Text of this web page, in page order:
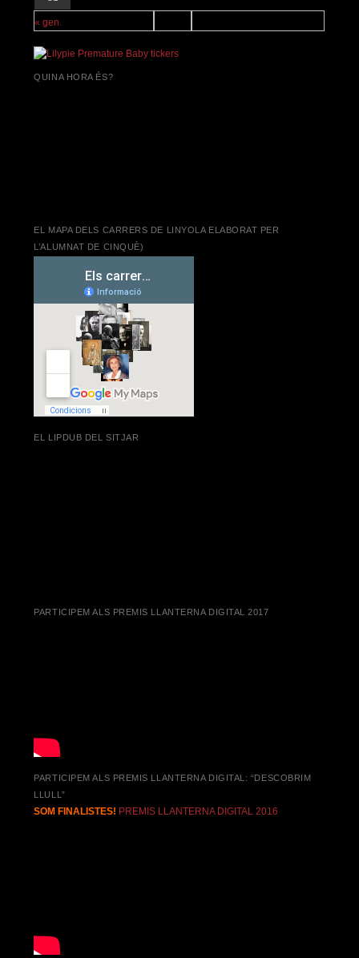
« gen.
QUINA HORA ÉS?
EL MAPA DELS CARRERS DE LINYOLA ELABORAT PER
L’ALUMNAT DE CINQUÈ)
EL LIPDUB DEL SITJAR
PARTICIPEM ALS PREMIS LLANTERNA DIGITAL 2017
PARTICIPEM ALS PREMIS LLANTERNA DIGITAL: “DESCOBRIM
LLULL”
SOM FINALISTES! PREMIS LLANTERNA DIGITAL 2016